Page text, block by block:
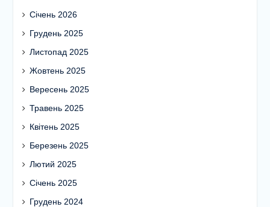
Січень 2026
Грудень 2025
Листопад 2025
Жовтень 2025
Вересень 2025
Травень 2025
Квітень 2025
Березень 2025
Лютий 2025
Січень 2025
Грудень 2024